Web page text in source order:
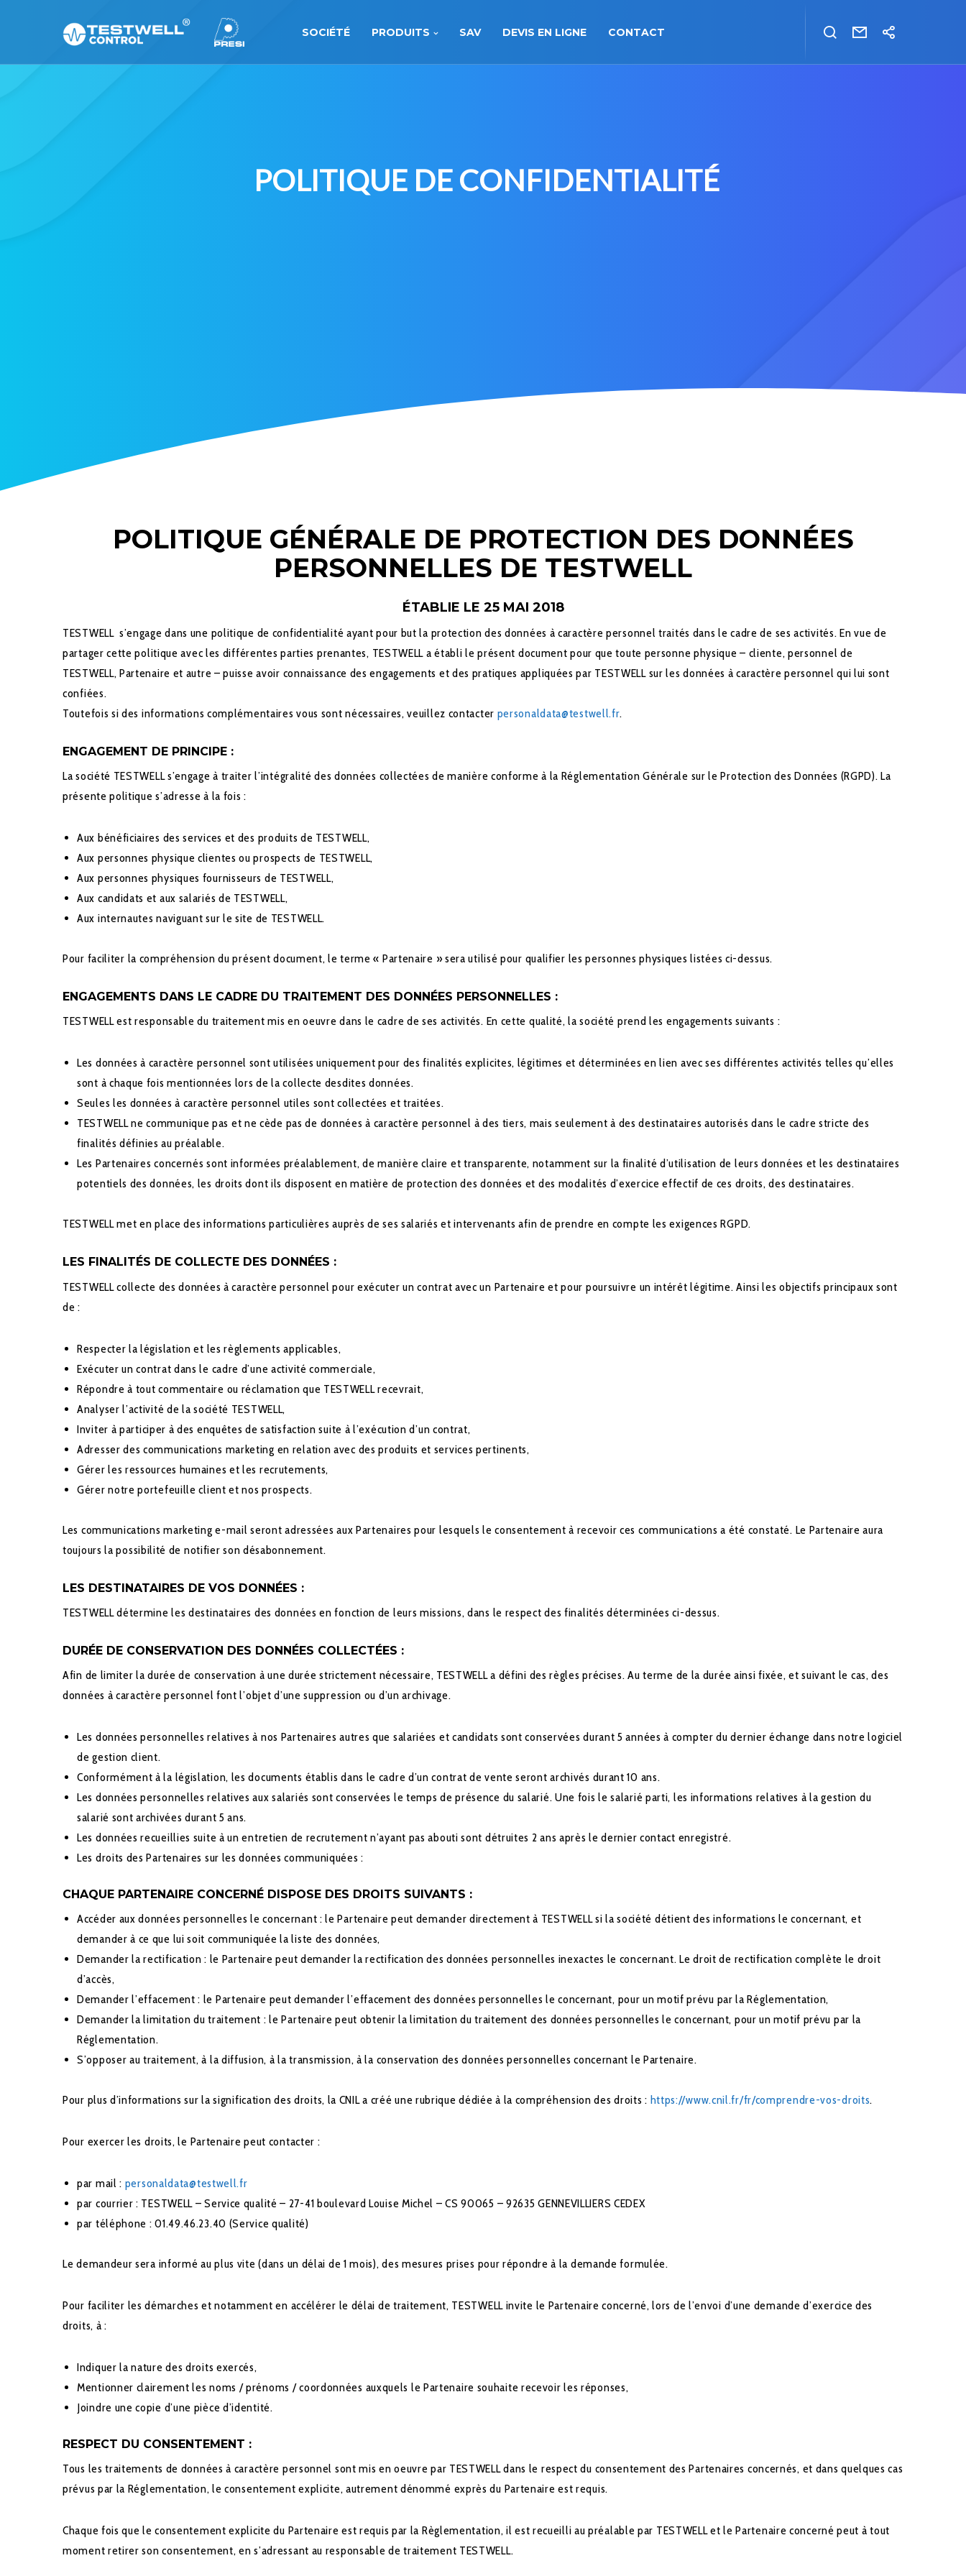
SOCIÉTÉ PRODUITS SAV DEVIS EN LIGNE CONTACT
POLITIQUE DE CONFIDENTIALITÉ
POLITIQUE GÉNÉRALE DE PROTECTION DES DONNÉES
PERSONNELLES DE TESTWELL
ÉTABLIE LE 25 MAI 2018
TESTWELL s’engage dans une politique de confidentialité ayant pour but la protection des données à caractère personnel traités dans le cadre de ses activités. En vue de
partager cette politique avec les différentes parties prenantes, TESTWELL a établi le présent document pour que toute personne physique – cliente, personnel de
TESTWELL, Partenaire et autre – puisse avoir connaissance des engagements et des pratiques appliquées par TESTWELL sur les données à caractère personnel qui lui sont
confiées.
Toutefois si des informations complémentaires vous sont nécessaires, veuillez contacter personaldata@testwell.fr.
ENGAGEMENT DE PRINCIPE :
La société TESTWELL s’engage à traiter l’intégralité des données collectées de manière conforme à la Réglementation Générale sur le Protection des Données (RGPD). La
présente politique s’adresse à la fois :
Aux bénéficiaires des services et des produits de TESTWELL,
Aux personnes physique clientes ou prospects de TESTWELL,
Aux personnes physiques fournisseurs de TESTWELL,
Aux candidats et aux salariés de TESTWELL,
Aux internautes naviguant sur le site de TESTWELL.
Pour faciliter la compréhension du présent document, le terme « Partenaire » sera utilisé pour qualifier les personnes physiques listées ci-dessus.
ENGAGEMENTS DANS LE CADRE DU TRAITEMENT DES DONNÉES PERSONNELLES :
TESTWELL est responsable du traitement mis en oeuvre dans le cadre de ses activités. En cette qualité, la société prend les engagements suivants :
Les données à caractère personnel sont utilisées uniquement pour des finalités explicites, légitimes et déterminées en lien avec ses différentes activités telles qu’elles
sont à chaque fois mentionnées lors de la collecte desdites données.
Seules les données à caractère personnel utiles sont collectées et traitées.
TESTWELL ne communique pas et ne cède pas de données à caractère personnel à des tiers, mais seulement à des destinataires autorisés dans le cadre stricte des
finalités définies au préalable.
Les Partenaires concernés sont informées préalablement, de manière claire et transparente, notamment sur la finalité d’utilisation de leurs données et les destinataires
potentiels des données, les droits dont ils disposent en matière de protection des données et des modalités d’exercice effectif de ces droits, des destinataires.
TESTWELL met en place des informations particulières auprès de ses salariés et intervenants afin de prendre en compte les exigences RGPD.
LES FINALITÉS DE COLLECTE DES DONNÉES :
TESTWELL collecte des données à caractère personnel pour exécuter un contrat avec un Partenaire et pour poursuivre un intérêt légitime. Ainsi les objectifs principaux sont
de :
Respecter la législation et les règlements applicables,
Exécuter un contrat dans le cadre d’une activité commerciale,
Répondre à tout commentaire ou réclamation que TESTWELL recevrait,
Analyser l’activité de la société TESTWELL,
Inviter à participer à des enquêtes de satisfaction suite à l’exécution d’un contrat,
Adresser des communications marketing en relation avec des produits et services pertinents,
Gérer les ressources humaines et les recrutements,
Gérer notre portefeuille client et nos prospects.
Les communications marketing e-mail seront adressées aux Partenaires pour lesquels le consentement à recevoir ces communications a été constaté. Le Partenaire aura
toujours la possibilité de notifier son désabonnement.
LES DESTINATAIRES DE VOS DONNÉES :
TESTWELL détermine les destinataires des données en fonction de leurs missions, dans le respect des finalités déterminées ci-dessus.
DURÉE DE CONSERVATION DES DONNÉES COLLECTÉES :
Afin de limiter la durée de conservation à une durée strictement nécessaire, TESTWELL a défini des règles précises. Au terme de la durée ainsi fixée, et suivant le cas, des
données à caractère personnel font l’objet d’une suppression ou d’un archivage.
Les données personnelles relatives à nos Partenaires autres que salariées et candidats sont conservées durant 5 années à compter du dernier échange dans notre logiciel
de gestion client.
Conformément à la législation, les documents établis dans le cadre d’un contrat de vente seront archivés durant 10 ans.
Les données personnelles relatives aux salariés sont conservées le temps de présence du salarié. Une fois le salarié parti, les informations relatives à la gestion du
salarié sont archivées durant 5 ans.
Les données recueillies suite à un entretien de recrutement n’ayant pas abouti sont détruites 2 ans après le dernier contact enregistré.
Les droits des Partenaires sur les données communiquées :
CHAQUE PARTENAIRE CONCERNÉ DISPOSE DES DROITS SUIVANTS :
Accéder aux données personnelles le concernant : le Partenaire peut demander directement à TESTWELL si la société détient des informations le concernant, et
demander à ce que lui soit communiquée la liste des données,
Demander la rectification : le Partenaire peut demander la rectification des données personnelles inexactes le concernant. Le droit de rectification complète le droit
d’accès,
Demander l’effacement : le Partenaire peut demander l’effacement des données personnelles le concernant, pour un motif prévu par la Réglementation,
Demander la limitation du traitement : le Partenaire peut obtenir la limitation du traitement des données personnelles le concernant, pour un motif prévu par la
Réglementation.
S’opposer au traitement, à la diffusion, à la transmission, à la conservation des données personnelles concernant le Partenaire.
Pour plus d’informations sur la signification des droits, la CNIL a créé une rubrique dédiée à la compréhension des droits : https://www.cnil.fr/fr/comprendre-vos-droits.
Pour exercer les droits, le Partenaire peut contacter :
par mail : personaldata@testwell.fr
par courrier : TESTWELL – Service qualité – 27-41 boulevard Louise Michel – CS 90065 – 92635 GENNEVILLIERS CEDEX
par téléphone : 01.49.46.23.40 (Service qualité)
Le demandeur sera informé au plus vite (dans un délai de 1 mois), des mesures prises pour répondre à la demande formulée.
Pour faciliter les démarches et notamment en accélérer le délai de traitement, TESTWELL invite le Partenaire concerné, lors de l’envoi d’une demande d’exercice des
droits, à :
Indiquer la nature des droits exercés,
Mentionner clairement les noms / prénoms / coordonnées auxquels le Partenaire souhaite recevoir les réponses,
Joindre une copie d’une pièce d’identité.
RESPECT DU CONSENTEMENT :
Tous les traitements de données à caractère personnel sont mis en oeuvre par TESTWELL dans le respect du consentement des Partenaires concernés, et dans quelques cas
prévus par la Réglementation, le consentement explicite, autrement dénommé exprès du Partenaire est requis.
Chaque fois que le consentement explicite du Partenaire est requis par la Règlementation, il est recueilli au préalable par TESTWELL et le Partenaire concerné peut à tout
moment retirer son consentement, en s’adressant au responsable de traitement TESTWELL.